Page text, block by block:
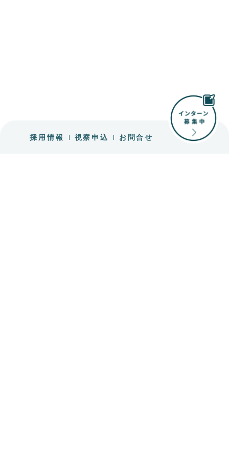
採用情報 視察申込 お問合せ